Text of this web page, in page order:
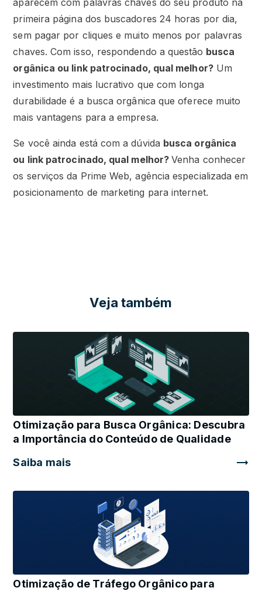
aparecem com palavras chaves do seu produto na
primeira página dos buscadores 24 horas por dia,
sem pagar por cliques e muito menos por palavras
chaves. Com isso, respondendo a questão busca
orgânica ou link patrocinado, qual melhor?Um
investimento mais lucrativo que com longa
durabilidade é a busca orgânica que oferece muito
mais vantagens para a empresa.
Se você ainda está com a dúvida busca orgânica
ou link patrocinado, qual melhor?Venha conhecer
os serviços da Prime Web, agência especializada em
posicionamento de marketing para internet.
Veja também
Otimização para Busca Orgânica: Descubra
a Importância do Conteúdo de Qualidade
Saiba mais
Otimização de Tráfego Orgânico para